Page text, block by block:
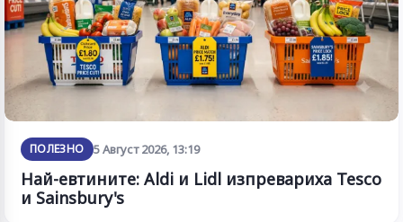
ПОЛЕЗНО 5 Август 2026, 13:19
Най-евтините: Aldi и Lidl изпревариха Tesco
и Sainsbury's